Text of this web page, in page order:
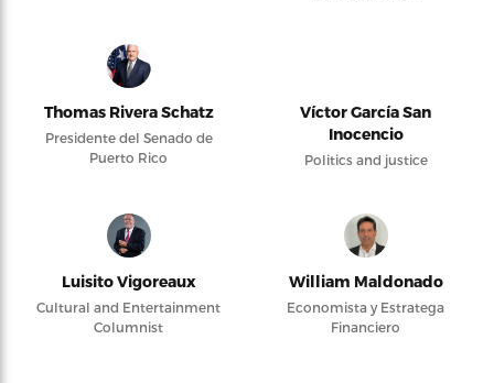
Thomas Rivera Schatz
Presidente del Senado de
Puerto Rico
Víctor García San
Inocencio
Politics and justice
Luisito Vigoreaux
Cultural and Entertainment
Columnist
William Maldonado
Economista y Estratega
Financiero